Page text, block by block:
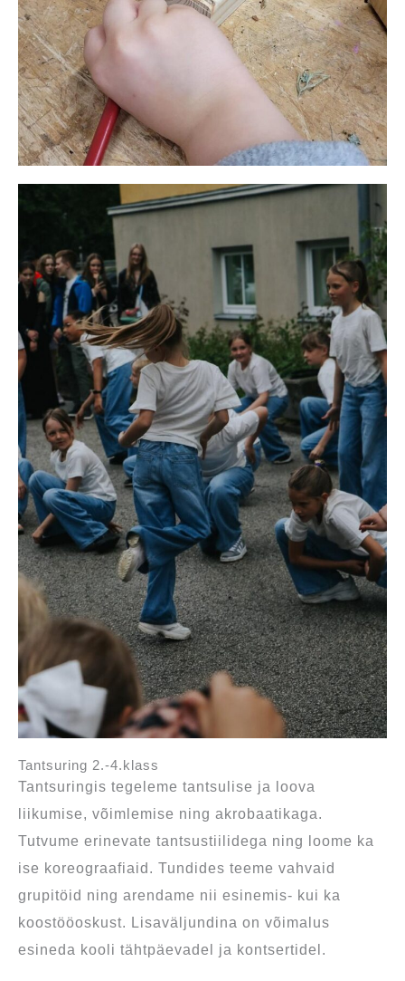
Tantsuring 2.-4.klass
Tantsuringis tegeleme tantsulise ja loova
liikumise, võimlemise ning akrobaatikaga.
Tutvume erinevate tantsustiilidega ning loome ka
ise koreograafiaid. Tundides teeme vahvaid
grupitöid ning arendame nii esinemis- kui ka
koostööoskust. Lisaväljundina on võimalus
esineda kooli tähtpäevadel ja kontsertidel.